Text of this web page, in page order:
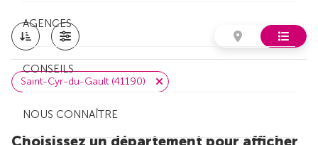
AGENCES
CONSEILS
NOUS CONNAÎTRE
Saint-Cyr-du-Gault (41190)
Choisissez un département pour afficher